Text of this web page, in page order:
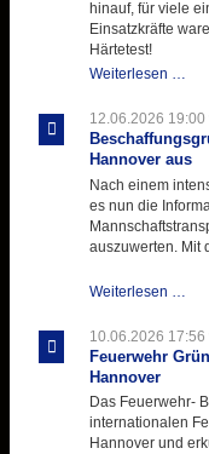
hinauf, für viele
Einsatzkräfte
Härtetest!
Weiterlesen …
ihre
12.06.2026 19:00
Hannover aus
Nach einem
es nun die
auszuwerten. Mit
Weiterlesen …
aus
aus
10.06.2026 17:56
Feuerwehr
Hannover
Das Feuerwehr-
internationalen
Hannover und